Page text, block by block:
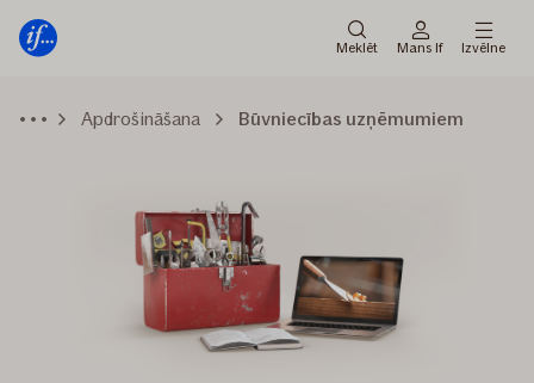
izvēlne
Meklēt Mans If Izvēlne
Apdrošināšana Būvniecības uzņēmumiem